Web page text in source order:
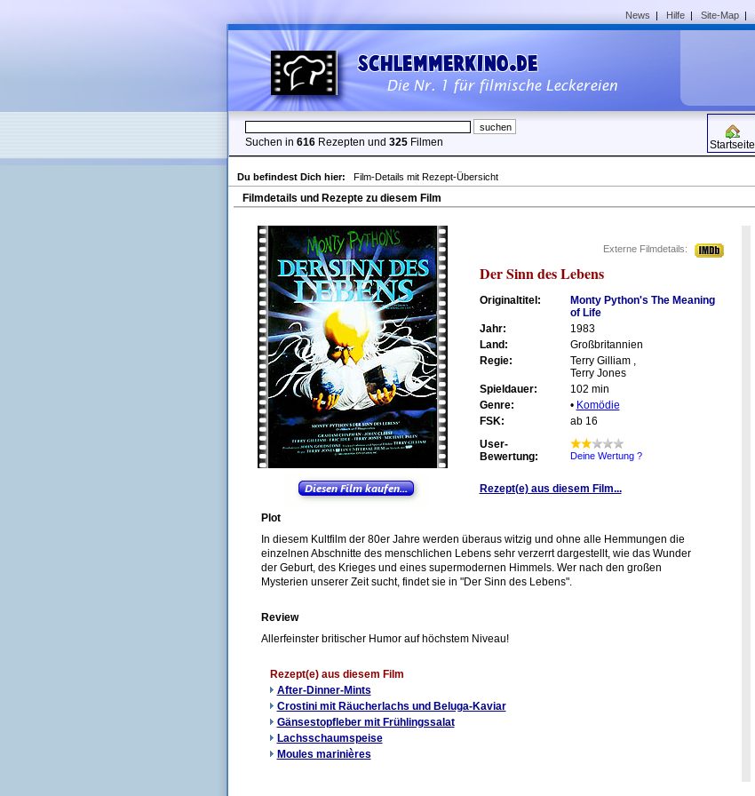
News | Hilfe | Site-Map |
Suchen in 616 Rezepten und 325 Filmen Startseite
Du befindest Dich hier: Film-Details mit Rezept-Übersicht
Filmdetails und Rezepte zu diesem Film
Externe Filmdetails:
Der Sinn des Lebens
Originaltitel:
Monty Python's The Meaning
of Life
Jahr:
1983
Land:
Großbritannien
Regie:
Terry Gilliam ,
Terry Jones
Spieldauer:
102 min
Genre:
• Komödie
FSK:
ab 16
User-
Bewertung:
Deine Wertung ?
Rezept(e) aus diesem Film...
Plot
In diesem Kultfilm der 80er Jahre werden überaus witzig und ohne alle Hemmungen die
einzelnen Abschnitte des menschlichen Lebens sehr verzerrt dargestellt, wie das Wunder
der Geburt, des Krieges und eines supermodernen Himmels. Wer nach den großen
Mysterien unserer Zeit sucht, findet sie in "Der Sinn des Lebens".
Review
Allerfeinster britischer Humor auf höchstem Niveau!
Rezept(e) aus diesem Film
After-Dinner-Mints
Crostini mit Räucherlachs und Beluga-Kaviar
Gänsestopfleber mit Frühlingssalat
Lachsschaumspeise
Moules marinières